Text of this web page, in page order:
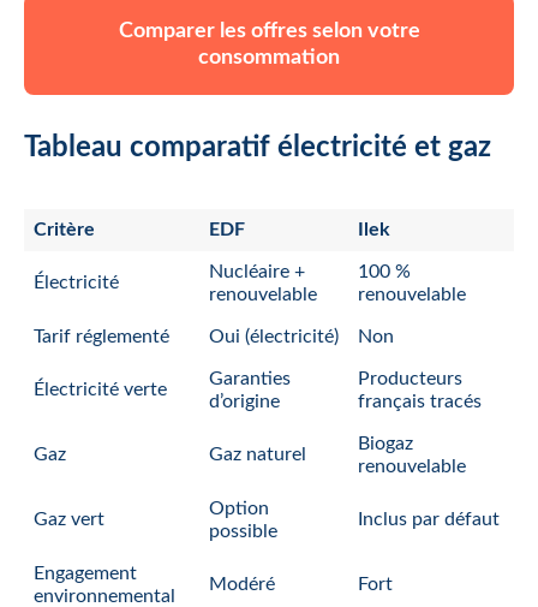
Comparer les offres selon votre
consommation
Tableau comparatif électricité et gaz
Critère EDF Ilek
Électricité
Nucléaire +
renouvelable
100 %
renouvelable
Tarif réglementé Oui (électricité) Non
Électricité verte
Garanties
d’origine
Producteurs
français tracés
Gaz Gaz naturel
Biogaz
renouvelable
Gaz vert
Option
possible
Inclus par défaut
Engagement
environnemental
Modéré Fort